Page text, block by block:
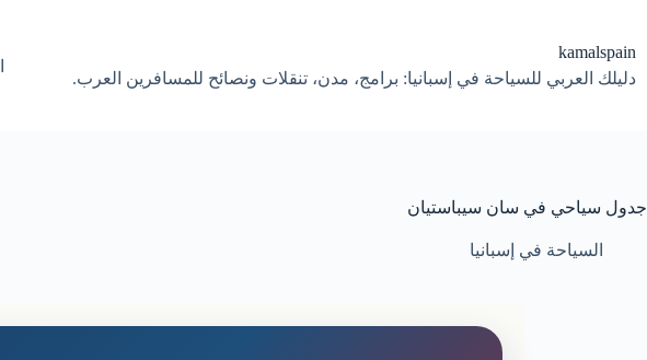
المحتوى
kamalspain
دليلك العربي للسياحة في إسبانيا: برامج، مدن، تنقلات ونصائح للمسافرين العرب.
جدول سياحي في سان سيباستيان
السياحة في إسبانيا